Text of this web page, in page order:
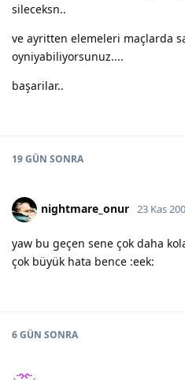
sileceksn..
ve ayritten elemeleri maçlarda
oyniyabiliyorsunuz....
başarilar..
19 GÜN SONRA
nightmare_onur 23 Kas
yaw bu geçen sene çok daha
çok büyük hata bence :eek:
6 GÜN SONRA